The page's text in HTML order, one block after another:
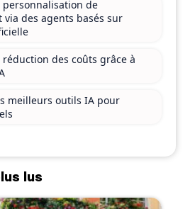
de
via des agents basés sur
des coûts grâce à
meilleurs outils IA pour
lus